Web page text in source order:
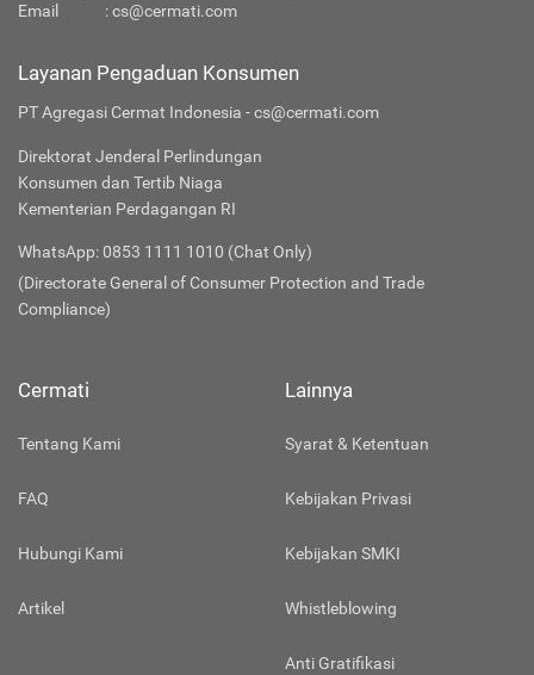
Email
:cs@cermati.com
Layanan Pengaduan Konsumen
PT Agregasi Cermat Indonesia - cs@cermati.com
Direktorat Jenderal Perlindungan
Konsumen dan Tertib Niaga
Kementerian Perdagangan RI
WhatsApp: 0853 1111 1010 (Chat Only)
(Directorate General of Consumer Protection and Trade
Compliance)
Cermati
Tentang Kami
FAQ
Hubungi Kami
Artikel
Lainnya
Syarat & Ketentuan
Kebijakan Privasi
Kebijakan SMKI
Whistleblowing
Anti Gratifikasi